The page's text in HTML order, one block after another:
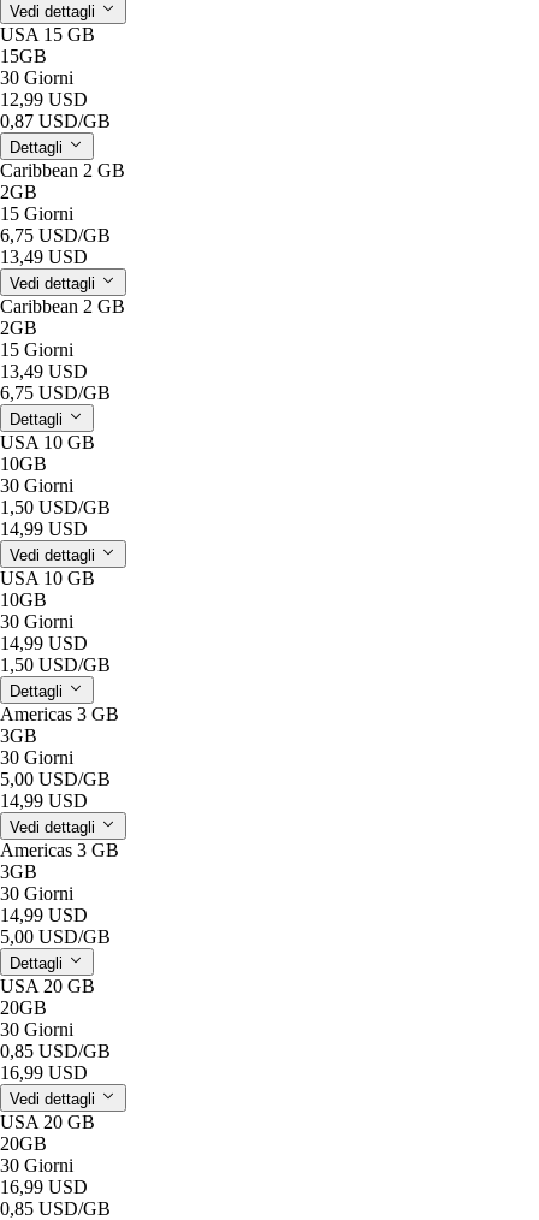
Vedi dettagli
USA 15 GB
15GB
30 Giorni
12,99 USD
0,87 USD/GB
Dettagli
Caribbean 2 GB
2GB
15 Giorni
6,75 USD/GB
13,49 USD
Vedi dettagli
Caribbean 2 GB
2GB
15 Giorni
13,49 USD
6,75 USD/GB
Dettagli
USA 10 GB
10GB
30 Giorni
1,50 USD/GB
14,99 USD
Vedi dettagli
USA 10 GB
10GB
30 Giorni
14,99 USD
1,50 USD/GB
Dettagli
Americas 3 GB
3GB
30 Giorni
5,00 USD/GB
14,99 USD
Vedi dettagli
Americas 3 GB
3GB
30 Giorni
14,99 USD
5,00 USD/GB
Dettagli
USA 20 GB
20GB
30 Giorni
0,85 USD/GB
16,99 USD
Vedi dettagli
USA 20 GB
20GB
30 Giorni
16,99 USD
0,85 USD/GB